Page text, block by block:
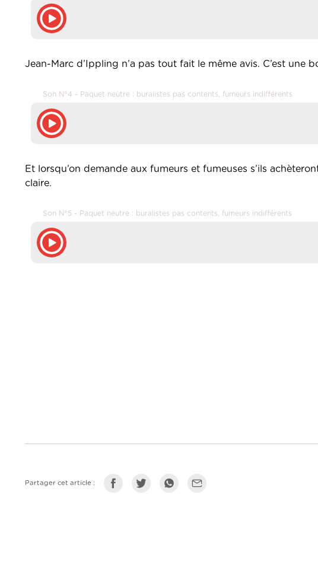
Jean-Marc d’Ippling n’a pas tout fait le même avis. C’est une
Son N°4 - Paquet neutre : buralistes pas contents, fumeurs indifférents
Et lorsqu’on demande aux fumeurs et fumeuses s’ils
claire.
Son N°5 - Paquet neutre : buralistes pas contents, fumeurs indifférents
Partager cet article :